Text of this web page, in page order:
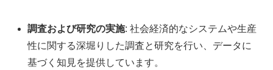
調査および研究の実施: 社会経済的なシステムや生産
性に関する深堀りした調査と研究を行い、データに
基づく知見を提供しています。